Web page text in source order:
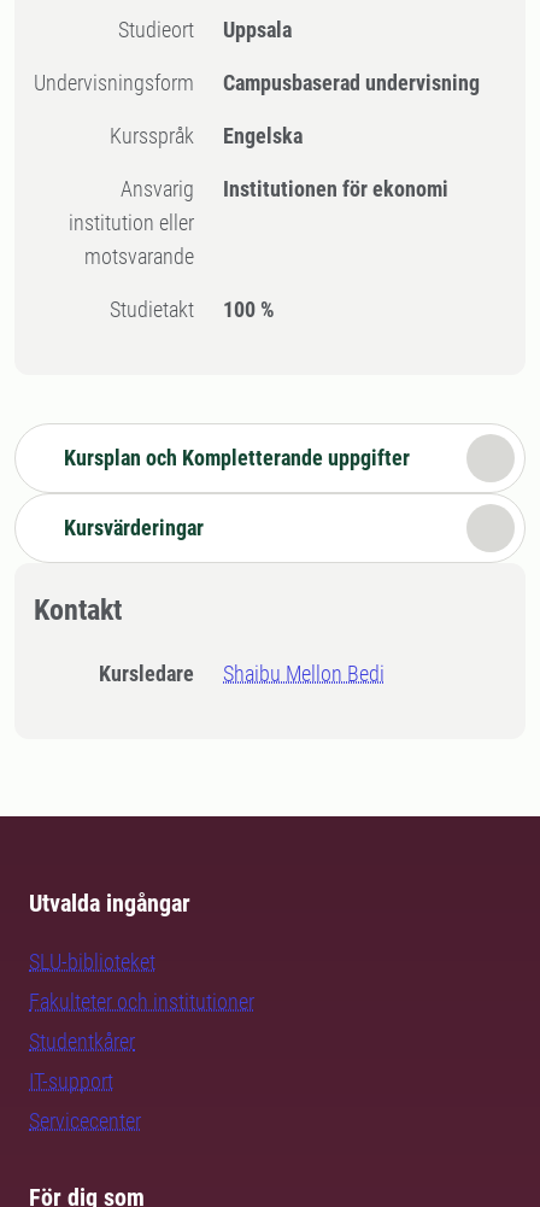
Studieort Uppsala
Undervisningsform Campusbaserad undervisning
Kursspråk Engelska
Ansvarig
institution eller
motsvarande
Institutionen för ekonomi
Studietakt 100 %
Kursplan och Kompletterande uppgifter
Kursvärderingar
Kontakt
Kursledare Shaibu Mellon Bedi
Utvalda ingångar
SLU-biblioteket
Fakulteter och institutioner
Studentkårer
IT-support
Servicecenter
För dig som